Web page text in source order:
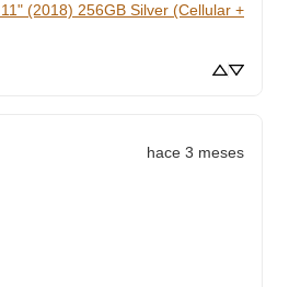
(2018) 256GB Silver (Cellular +
hace 3 meses